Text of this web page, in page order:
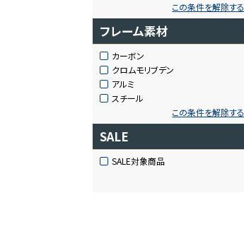
この条件を解除する
フレーム素材
カーボン
クロムモリブデン
アルミ
スチール
この条件を解除する
SALE
SALE対象商品